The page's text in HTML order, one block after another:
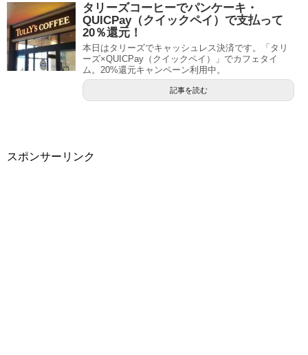
タリーズコーヒーでパンケーキ・
QUICPay（クイックペイ）で支払って
20％還元！
本日はタリーズでキャッシュレス決済です。「タリ
ーズ×QUICPay（クイックペイ）」でカフェタイ
ム。20%還元キャンペーン利用中。
記事を読む
スポンサーリンク